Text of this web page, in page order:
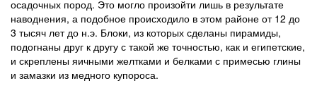
осадочных пород. Это могло произойти лишь в результате
наводнения, а подобное происходило в этом районе от 12 до
3 тысяч лет до н.э. Блоки, из которых сделаны пирамиды,
подогнаны друг к другу с такой же точностью, как и египетские,
и скреплены яичными желтками и белками с примесью глины
и замазки из медного купороса.